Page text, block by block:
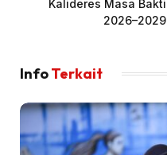
Kalideres Masa Bakti
2026–2029
InfoTerkait